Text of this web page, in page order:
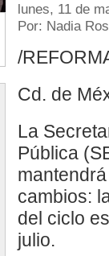
lunes, 11 de
Por: Nadia
/
Cd. de
La
Pública
cambios:
del ciclo
julio.